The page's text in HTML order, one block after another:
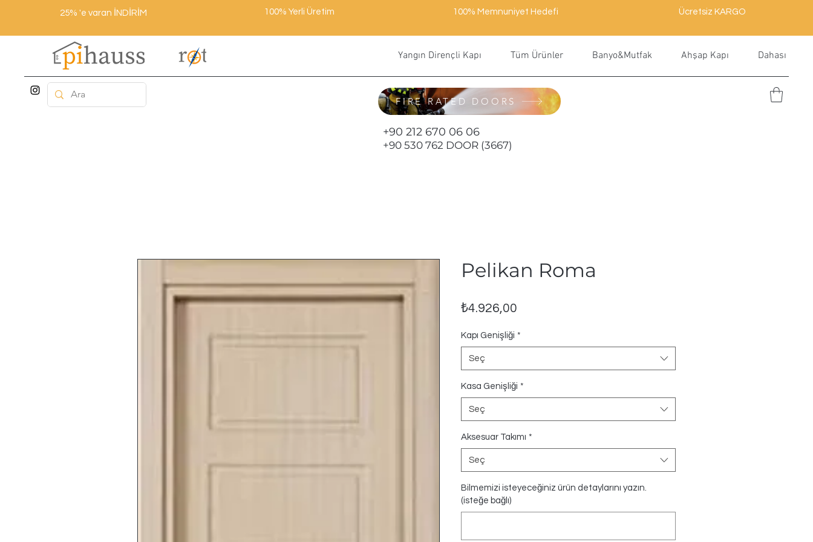
25% 'e varan İNDİRİM 100% Yerli Üretim 100% Memnuniyet Hedefi Ücretsiz KARGO
Yangın Dirençli Kapı Tüm Ürünler Banyo&Mutfak Ahşap Kapı Dahası
FIRE RATED DOORS
+90 212 670 06 06
+90 530 762 DOOR (3667)
Pelikan Roma
₺4.926,00
Kapı Genişliği *
Seç
Kasa Genişliği *
Seç
Aksesuar Takımı *
Seç
Bilmemizi isteyeceğiniz ürün detaylarını yazın.
(isteğe bağlı)